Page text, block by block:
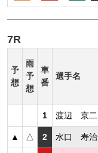
7R
予
想
雨
予
想
車
番
選手名
1 渡辺 京二
▲ △ 2 水口 寿治